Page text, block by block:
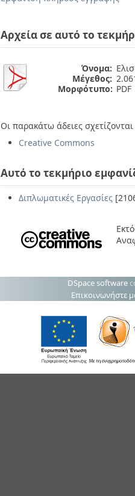
Αρχεία σε αυτό το
Όνομα:
Μέγεθος:
Μορφότυπο: PDF
Οι παρακάτω άδειες
Creative Commons
Αυτό το τεκμήριο
Διπλωματικές Εργασίες
DSpace software
Επικοινωνήστε